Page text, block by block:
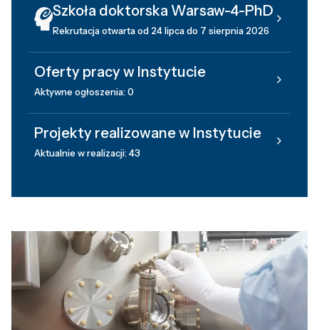
Szkoła doktorska Warsaw-4-PhD
Rekrutacja otwarta od 24 lipca do 7 sierpnia 2026
Oferty pracy w Instytucie
Aktywne ogłoszenia: 0
Projekty realizowane w Instytucie
Aktualnie w realizacji: 43